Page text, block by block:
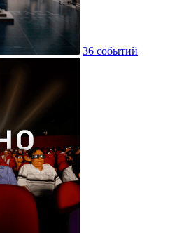
36 событий